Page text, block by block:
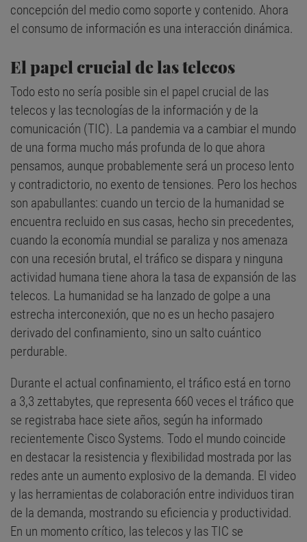
concepción del medio como soporte y contenido. Ahora
el consumo de información es una interacción dinámica.
El papel crucial de las telecos
Todo esto no sería posible sin el papel crucial de las
telecos y las tecnologías de la información y de la
comunicación (TIC). La pandemia va a cambiar el mundo
de una forma mucho más profunda de lo que ahora
pensamos, aunque probablemente será un proceso lento
y contradictorio, no exento de tensiones. Pero los hechos
son apabullantes: cuando un tercio de la humanidad se
encuentra recluido en sus casas, hecho sin precedentes,
cuando la economía mundial se paraliza y nos amenaza
con una recesión brutal, el tráfico se dispara y ninguna
actividad humana tiene ahora la tasa de expansión de las
telecos. La humanidad se ha lanzado de golpe a una
estrecha interconexión, que no es un hecho pasajero
derivado del confinamiento, sino un salto cuántico
perdurable.
Durante el actual confinamiento, el tráfico está en torno
a 3,3 zettabytes, que representa 660 veces el tráfico que
se registraba hace siete años, según ha informado
recientemente Cisco Systems. Todo el mundo coincide
en destacar la resistencia y flexibilidad mostrada por las
redes ante un aumento explosivo de la demanda. El video
y las herramientas de colaboración entre individuos tiran
de la demanda, mostrando su eficiencia y productividad.
En un momento crítico, las telecos y las TIC se